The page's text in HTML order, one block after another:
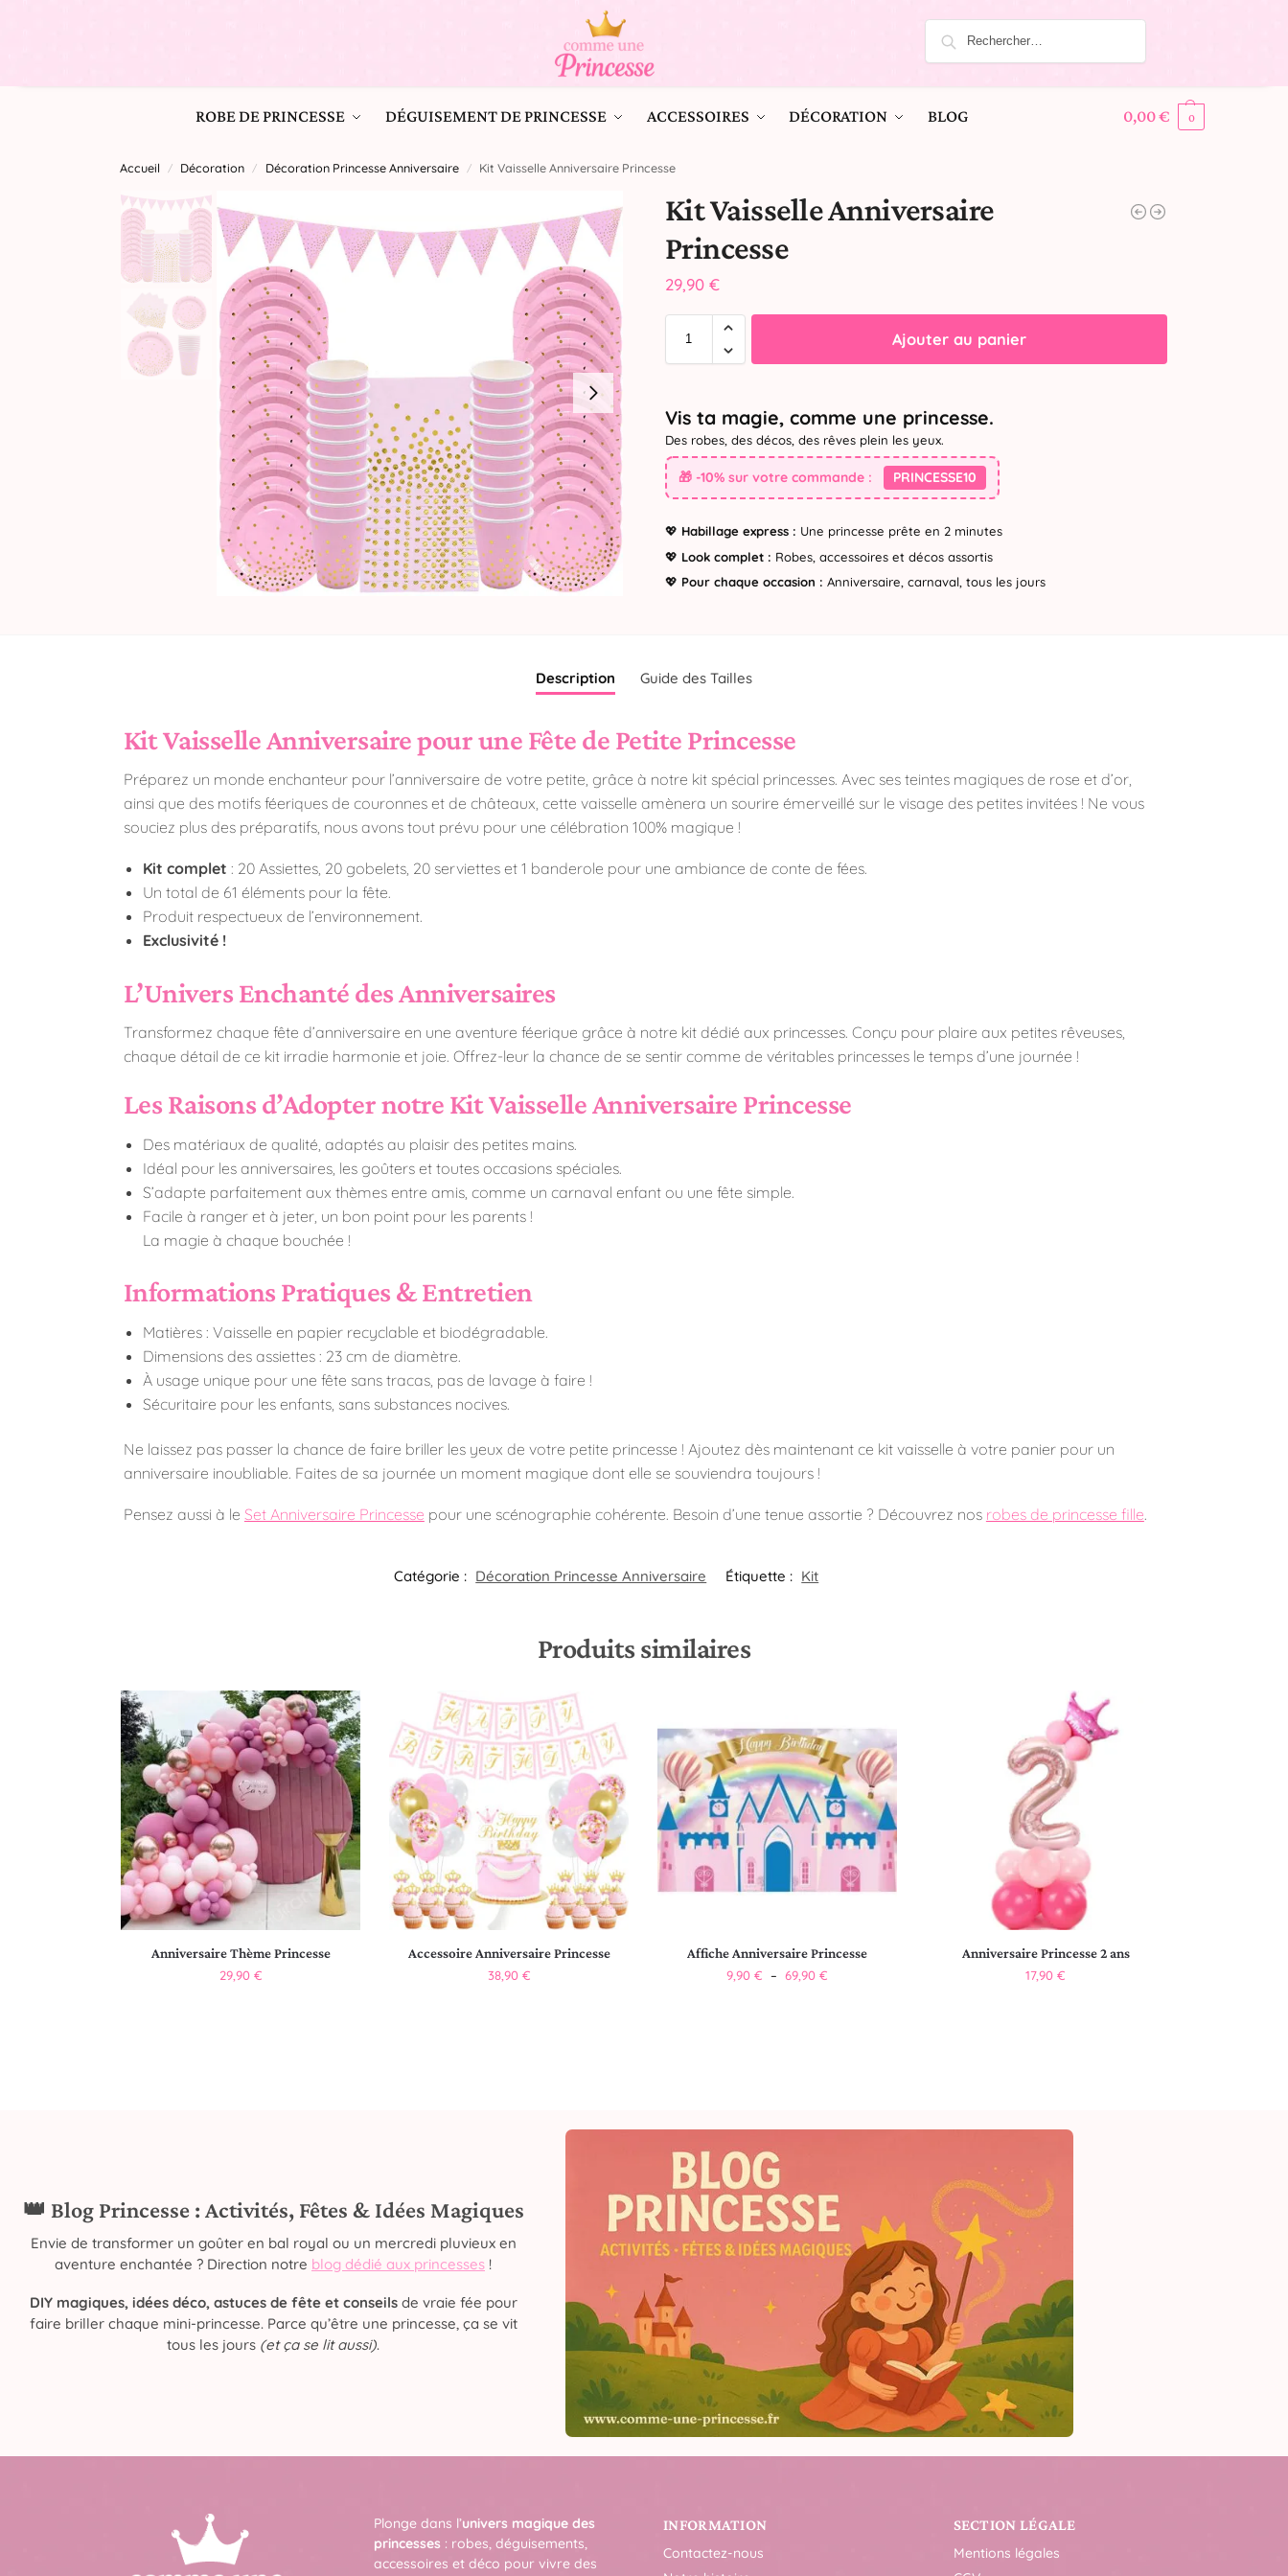
ROBE DE PRINCESSE DÉGUISEMENT DE PRINCESSE ACCESSOIRES DÉCORATION BLOG 0,00€ 0
Accueil / Décoration / Décoration Princesse Anniversaire / Kit Vaisselle Anniversaire Princesse
Kit Vaisselle Anniversaire
Princesse
29,90 €
Ajouter au panier
Vis ta magie, comme une princesse.
Des robes, des décos, des rêves plein les yeux.
🎁 -10% sur votre commande : PRINCESSE10
💖 Habillage express : Une princesse prête en 2 minutes
💖 Look complet : Robes, accessoires et décos assortis
💖 Pour chaque occasion : Anniversaire, carnaval, tous les jours
Description Guide des Tailles
Kit Vaisselle Anniversaire pour une Fête de Petite Princesse
Préparez un monde enchanteur pour l’anniversaire de votre petite, grâce à notre kit spécial princesses. Avec ses teintes magiques de rose et d’or,
ainsi que des motifs féeriques de couronnes et de châteaux, cette vaisselle amènera un sourire émerveillé sur le visage des petites invitées ! Ne vous
souciez plus des préparatifs, nous avons tout prévu pour une célébration 100% magique !
Kit complet : 20 Assiettes, 20 gobelets, 20 serviettes et 1 banderole pour une ambiance de conte de fées.
Un total de 61 éléments pour la fête.
Produit respectueux de l’environnement.
Exclusivité !
L’Univers Enchanté des Anniversaires
Transformez chaque fête d’anniversaire en une aventure féerique grâce à notre kit dédié aux princesses. Conçu pour plaire aux petites rêveuses,
chaque détail de ce kit irradie harmonie et joie. Offrez-leur la chance de se sentir comme de véritables princesses le temps d’une journée !
Les Raisons d’Adopter notre Kit Vaisselle Anniversaire Princesse
Des matériaux de qualité, adaptés au plaisir des petites mains.
Idéal pour les anniversaires, les goûters et toutes occasions spéciales.
S’adapte parfaitement aux thèmes entre amis, comme un carnaval enfant ou une fête simple.
Facile à ranger et à jeter, un bon point pour les parents !
La magie à chaque bouchée !
Informations Pratiques & Entretien
Matières : Vaisselle en papier recyclable et biodégradable.
Dimensions des assiettes : 23 cm de diamètre.
À usage unique pour une fête sans tracas, pas de lavage à faire !
Sécuritaire pour les enfants, sans substances nocives.
Ne laissez pas passer la chance de faire briller les yeux de votre petite princesse ! Ajoutez dès maintenant ce kit vaisselle à votre panier pour un
anniversaire inoubliable. Faites de sa journée un moment magique dont elle se souviendra toujours !
Pensez aussi à le Set Anniversaire Princesse pour une scénographie cohérente. Besoin d’une tenue assortie ? Découvrez nos robes de princesse fille.
Catégorie : Décoration Princesse Anniversaire Étiquette : Kit
Produits similaires
Anniversaire Thème Princesse
29,90 €
Accessoire Anniversaire Princesse
38,90 €
Affiche Anniversaire Princesse
9,90€ – 69,90€
Anniversaire Princesse 2 ans
17,90€
👑 Blog Princesse : Activités, Fêtes & Idées Magiques
Envie de transformer un goûter en bal royal ou un mercredi pluvieux en
aventure enchantée ? Direction notre blog dédié aux princesses !
DIY magiques, idées déco, astuces de fête et conseilsde vraie fée pour
faire briller chaque mini-princesse. Parce qu’être une princesse, ça se vit
tous les jours (et ça se lit aussi).
Plonge dans l’univers magique des
princesses : robes, déguisements,
accessoires et déco pour vivre des
INFORMATION
Contactez-nous
SECTION LÉGALE
Mentions légales